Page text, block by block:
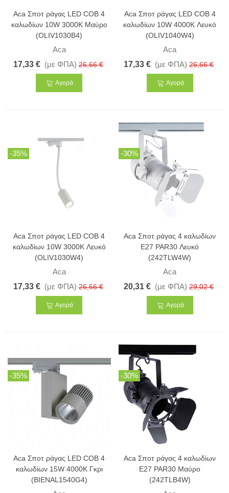
Aca Σποτ ράγας LED COB 4
καλωδίων 10W 3000K Μαύρο
(OLIV1030B4)
Aca
17,33 € (με ΦΠΑ) 26,66 €
Αγορά
Aca Σποτ ράγας LED COB 4
καλωδίων 10W 4000K Λευκό
(OLIV1040W4)
Aca
17,33 € (με ΦΠΑ) 26,66 €
Αγορά
-35%
Aca Σποτ ράγας LED COB 4
καλωδίων 10W 3000K Λευκό
(OLIV1030W4)
Aca
17,33 € (με ΦΠΑ) 26,66 €
Αγορά
-30%
Aca Σποτ ράγας 4 καλωδίων
E27 PAR30 Λευκό
(242TLW4W)
Aca
20,31 € (με ΦΠΑ) 29,02 €
Αγορά
-35%
Aca Σποτ ράγας LED COB 4
καλωδίων 15W 4000K Γκρι
(BIENAL1540G4)
-30%
Aca Σποτ ράγας 4 καλωδίων
E27 PAR30 Μαύρο
(242TLB4W)